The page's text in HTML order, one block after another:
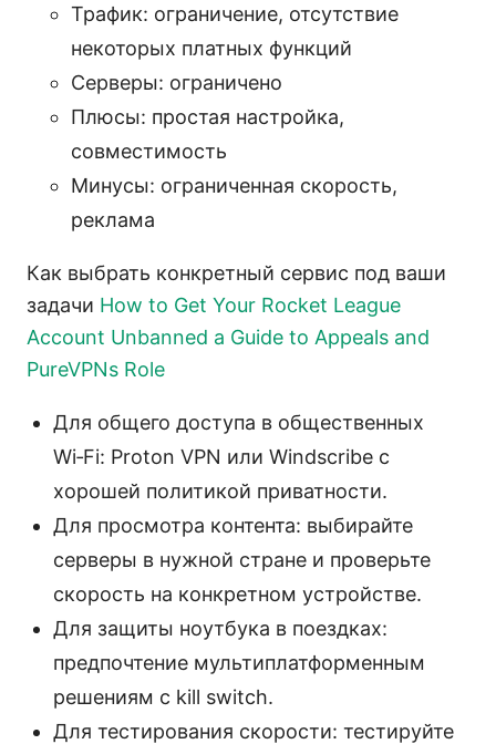
Трафик: ограничение, отсутствие
некоторых платных функций
Серверы: ограничено
Плюсы: простая настройка,
совместимость
Минусы: ограниченная скорость,
реклама
Как выбрать конкретный сервис под ваши
задачи How to Get Your Rocket League
Account Unbanned a Guide to Appeals and
PureVPNs Role
Для общего доступа в общественных
Wi‑Fi: Proton VPN или Windscribe с
хорошей политикой приватности.
Для просмотра контента: выбирайте
серверы в нужной стране и проверьте
скорость на конкретном устройстве.
Для защиты ноутбука в поездках:
предпочтение мультиплатформенным
решениям с kill switch.
Для тестирования скорости: тестируйте